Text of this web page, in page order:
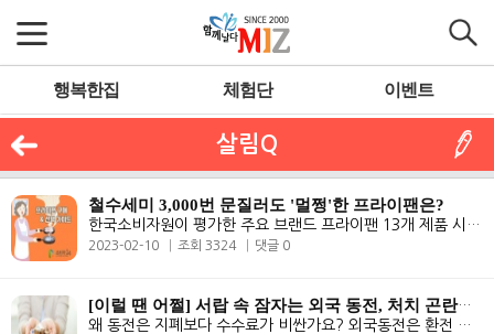
행복한집 체험단 이벤트
살림Q
철수세미 3,000번 문질러도 '멀쩡'한 프라이팬은?
한국소비자원이 평가한 주요 브랜드 프라이팬 13개 제품 시험평가 결과. 안..
2023-02-10 조회 3324 댓글 0
[이럴 땐 어쩔] 서랍 속 잠자는 외국 동전, 처치 곤란일 땐 어쩔?
왜 동전은 지폐보다 수수료가 비싼가요? 외국동전은 환전 후 해당 국가로 ..